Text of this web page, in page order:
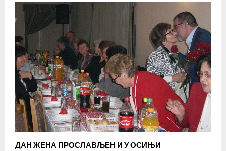
ДАН ЖЕНА ПРОСЛАВЉЕН И У ОСИЊИ